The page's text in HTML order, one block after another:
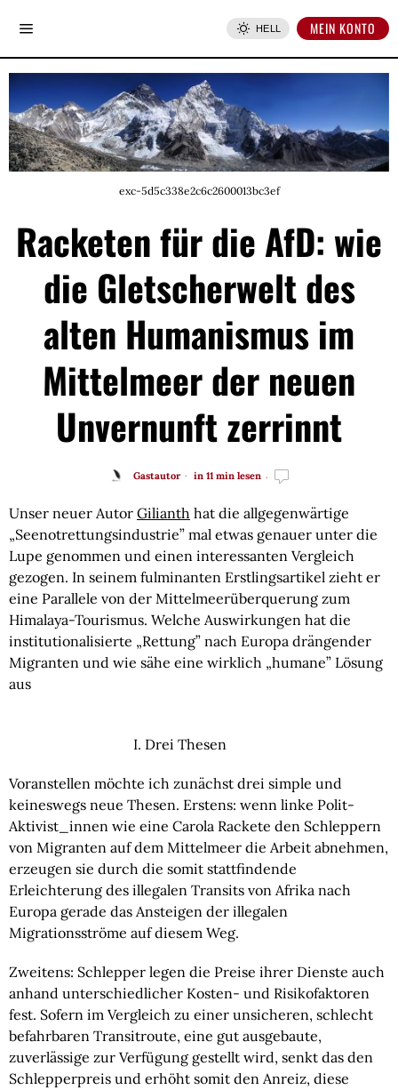
HELL MEIN KONTO
exc-5d5c338e2c6c2600013bc3ef
Racketen für die AfD: wie
die Gletscherwelt des
alten Humanismus im
Mittelmeer der neuen
Unvernunft zerrinnt
Gastautor in 11 min lesen
Unser neuer Autor Gilianth hat die allgegenwärtige
„Seenotrettungsindustrie” mal etwas genauer unter die
Lupe genommen und einen interessanten Vergleich
gezogen. In seinem fulminanten Erstlingsartikel zieht er
eine Parallele von der Mittelmeerüberquerung zum
Himalaya-Tourismus. Welche Auswirkungen hat die
institutionalisierte „Rettung” nach Europa drängender
Migranten und wie sähe eine wirklich „humane” Lösung
aus
I. Drei Thesen
Voranstellen möchte ich zunächst drei simple und
keineswegs neue Thesen. Erstens: wenn linke Polit-
Aktivist_innen wie eine Carola Rackete den Schleppern
von Migranten auf dem Mittelmeer die Arbeit abnehmen,
erzeugen sie durch die somit stattfindende
Erleichterung des illegalen Transits von Afrika nach
Europa gerade das Ansteigen der illegalen
Migrationsströme auf diesem Weg.
Zweitens: Schlepper legen die Preise ihrer Dienste auch
anhand unterschiedlicher Kosten- und Risikofaktoren
fest. Sofern im Vergleich zu einer unsicheren, schlecht
befahrbaren Transitroute, eine gut ausgebaute,
zuverlässige zur Verfügung gestellt wird, senkt das den
Schlepperpreis und erhöht somit den Anreiz, diese